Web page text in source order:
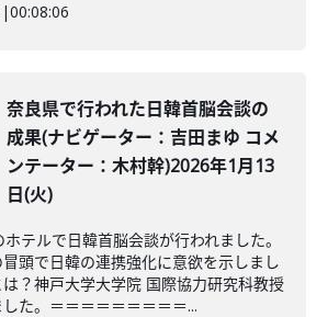
|00:08:06
奈良県で行われた日韓首脳会談の
成果(ナビゲーター：吉田まゆ コメ
ンテーター：木村幹)2026年1月13
日(火)
テルで日韓首脳会談が行われました。
頭で日韓の連携強化に意欲を示しまし
？神戸大学大学院 国際協力研究科教授
た。＝＝＝＝＝＝＝＝＝...